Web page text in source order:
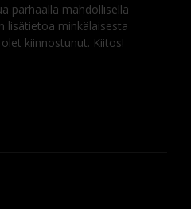
parhaalla mahdollisella
lisätietoa minkälaisesta
kiinnostunut. Kiitos!